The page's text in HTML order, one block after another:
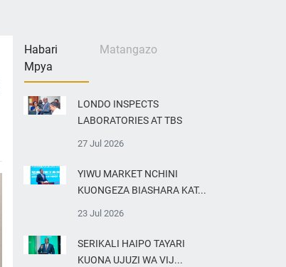
Habari
Mpya
Matangazo
LONDO INSPECTS
LABORATORIES AT TBS
27 Jul 2026
YIWU MARKET NCHINI
KUONGEZA BIASHARA KAT...
23 Jul 2026
SERIKALI HAIPO TAYARI
KUONA UJUZI WA VIJ...